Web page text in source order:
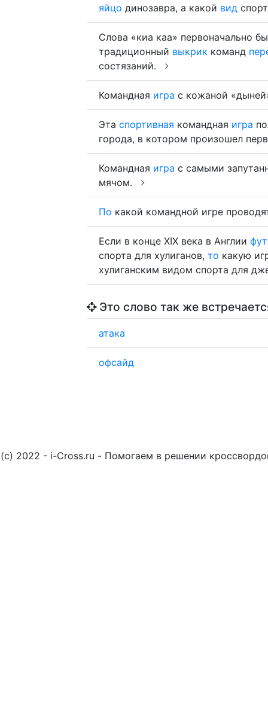
яйцо динозавра, а какой вид
Слова «киа каа» первоначально
традиционный выкрик команд
состязаний.
Командная игра с кожаной
Эта спортивная командная игра
города, в котором произошел
Командная игра с самыми
мячом.
По какой командной игре
Если в конце XIX века в Англии
спорта для хулиганов, то какую
хулиганским видом спорта для
Это слово так же
атака
офсайд
(c) 2022 - i-Cross.ru - Помогаем в решении